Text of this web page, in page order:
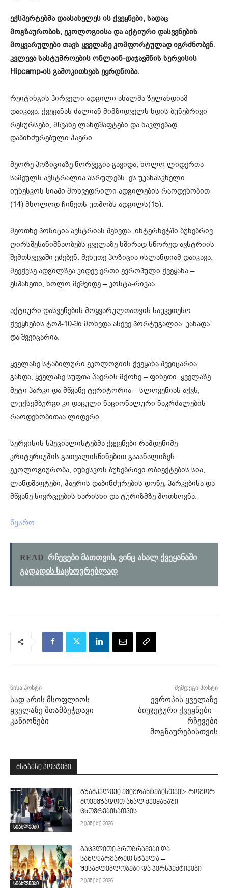
ექსპერტებმა დაასახელეს ის ქვეყნები, სადაც
მოგზაურობის, ეკოლოგიისა და აქტიური დასვენების
მოყვარულები თავს ყველაზე კომფორტულად იგრძნობენ.
კვლევა სასტუმროების ონლაინ-დაჯავშნის სერვისის
Hipcamp-ის გამოკითხვას ეყრდნობა.
რეიტინგის პირველი ადგილი ახალმა ზელანდიამ
დაიკავა. ქვეყანას ძალიან მიმზიდველს ხდის ბუნებრივი
რესურსები, მწვანე ლანდშაფტები და ნაკლებად
დაბინძურებული ჰაერი.
მეორე პოზიციაზე ნორვეგია გავიდა, ხოლო ლიდერთა
სამეულს ავსტრალია ასრულებს. ეს უკანასკნელი
იუნესკოს სიაში მოხვედრილი ადგილების რაოდენობით
(14) მხოლოდ ჩინეთს უთმობს ადგილს(15).
მეოთხე პოზიცია ავსტრიას შეხვდა, ინტერნეტში ბუნებრივ
ღირსშესანიშნაობებს ყველაზე ხშირად სწორედ ავსტრიის
შემთხვევაში ეძებენ. მეხუთე პოზიცია ისლანდიამ დაიკავა.
მეექვსე ადგილზეა კიდევ ერთი ევროპული ქვეყანა –
ესპანეთი, ხოლო მეშვიდე – კოსტა-რიკაა.
აქტიური დასვენების მოყვარულთათვის საუკეთესო
ქვეყნების ტოპ-10-ში მოხვდა ასევე პორტუგალია, კანადა
და შვეიცარია.
ყველაზე სტაბილური ეკოლოგიის ქვეყანა შვეიცარია
გახდა, ყველაზე სუფთა ჰაერის მქონე – ფინეთი. ყველაზე
მეტი პარკი და მწვანე ტერიტორია – სლოვენიას აქვს,
ლუქსემბურგი კი დაცული ნაციონალური ნაკრძალების
რაოდენობითაა ლიდერი.
სერვისის სპეციალისტებმა ქვეყნები რამდენიმე
კრიტერიუმის გათვალისწინებით გააანალიზეს:
ეკოლოგიურობა, იუნესკოს ბუნებრივი ობიექტების სია,
ლანდშაფტები, ჰაერის დაბინძურების დონე, პარკებისა და
მწვანე სივრცეების ხარისხი და ტურიზმზე მოთხოვნა.
წყარო
READ რჩევები მათთვის, ვინც ახალ ქვეყანაში
გადადის საცხოვრებლად
წინა პოსტი
სად არის მსოფლიოს
ყველაზე შთამბეჭდავი
კანიონები
შემდეგი პოსტი
ევროპის ყველაზე
ბიუჯეტური ქვეყნები –
რჩევები
მოგზაურებისთვის
მსგავსი პოსტები
სიახლეები
გზამკვლევი ემიგრანტებისთვის: როგორ
მოვემზადოთ ახალ ქვეყანაში
ცხოვრებისათვის
2 ივნისი 2026
სიახლეები
გაცვლითი პროგრამები და
საზღვარგარეთ სწავლა –
შესაძლებლობები და პერსპექტივები
2 ივნისი 2026